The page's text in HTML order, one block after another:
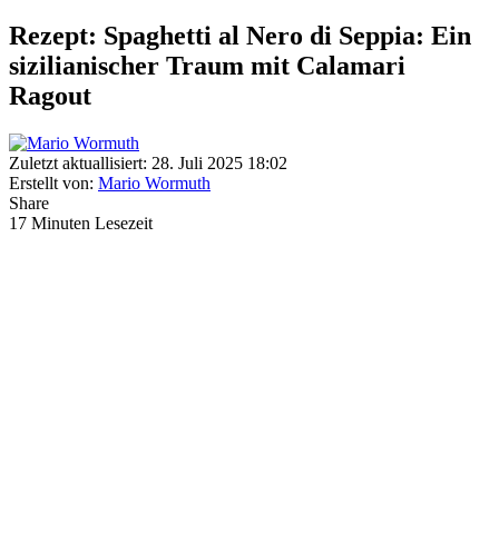
Rezept: Spaghetti al Nero di Seppia: Ein
sizilianischer Traum mit Calamari
Ragout
Zuletzt aktuallisiert: 28. Juli 2025 18:02
Erstellt von: Mario Wormuth
Share
17 Minuten Lesezeit